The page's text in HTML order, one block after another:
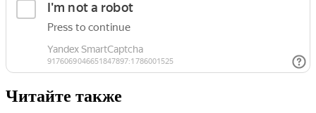
Читайте также